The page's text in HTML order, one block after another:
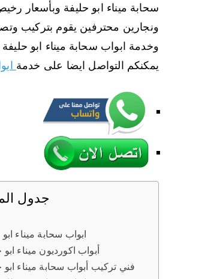
ونجارين محترفين يقوم بتركيب
وخدمة ابواب سحابة ميناء ابو
يمكنكم التواصل ايضا على خدمة
جدول
ابواب سحابة ميناء
أبواب اكورديون ميناء ابو
فني تركيب أبواب سحابة ميناء ابو